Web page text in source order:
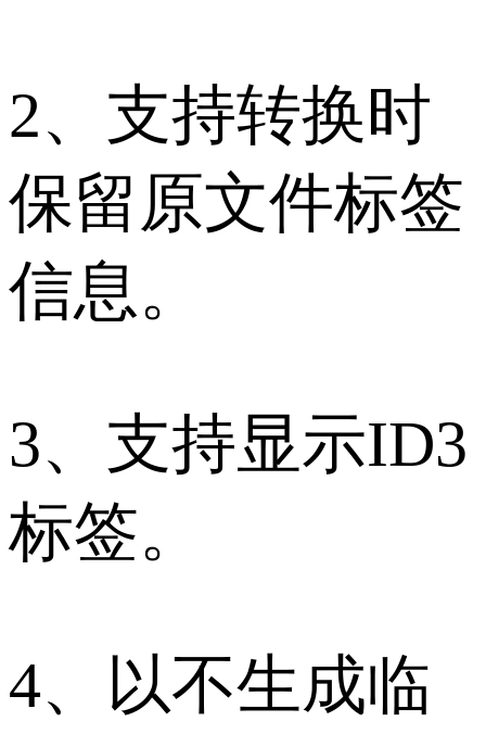
2、支持转换时
保留原文件标签
信息。
3、支持显示ID3
标签。
4、以不生成临